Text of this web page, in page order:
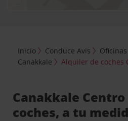
Inicio Conduce Avis Oficinas
Canakkale
Alquiler de coches
Canakkale
coches, a tu